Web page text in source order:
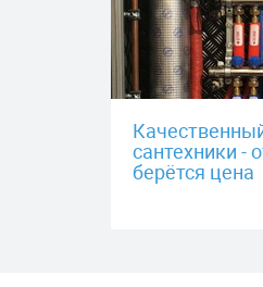
сантехники -
берётся цена